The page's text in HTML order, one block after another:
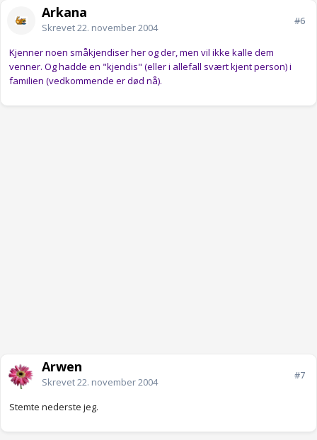
Arkana
Skrevet22. november 2004
#6
Kjenner noen småkjendiser her og der, men vil ikke kalle dem
venner. Og hadde en "kjendis" (eller i allefall svært kjent person) i
familien (vedkommende er død nå).
Arwen
Skrevet22. november 2004
#7
Stemte nederste jeg.